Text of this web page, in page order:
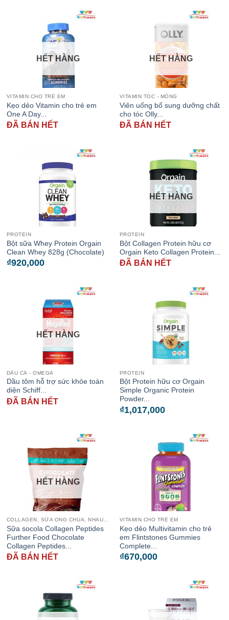
HẾT HÀNG
VITAMIN CHO TRẺ EM
Kẹo dẻo Vitamin cho trẻ em
One A Day...
ĐÃ BÁN HẾT
HẾT HÀNG
VITAMIN TÓC - MÓNG
Viên uống bổ sung dưỡng chất
cho tóc Olly...
ĐÃ BÁN HẾT
PROTEIN
Bột sữa Whey Protein Orgain
Clean Whey 828g (Chocolate)
₫920,000
HẾT HÀNG
PROTEIN
Bột Collagen Protein hữu cơ
Orgain Keto Collagen Protein...
ĐÃ BÁN HẾT
HẾT HÀNG
DẦU CÁ - OMEGA
Dầu tôm hỗ trợ sức khỏe toàn
diện Schiff...
ĐÃ BÁN HẾT
PROTEIN
Bột Protein hữu cơ Orgain
Simple Organic Protein
Powder...
₫1,017,000
HẾT HÀNG
Sữa socola Collagen Peptides
Further Food Chocolate
Collagen Peptides...
ĐÃ BÁN HẾT
VITAMIN CHO TRẺ EM
Kẹo dẻo Multivitamin cho trẻ
em Flintstones Gummies
Complete...
₫670,000